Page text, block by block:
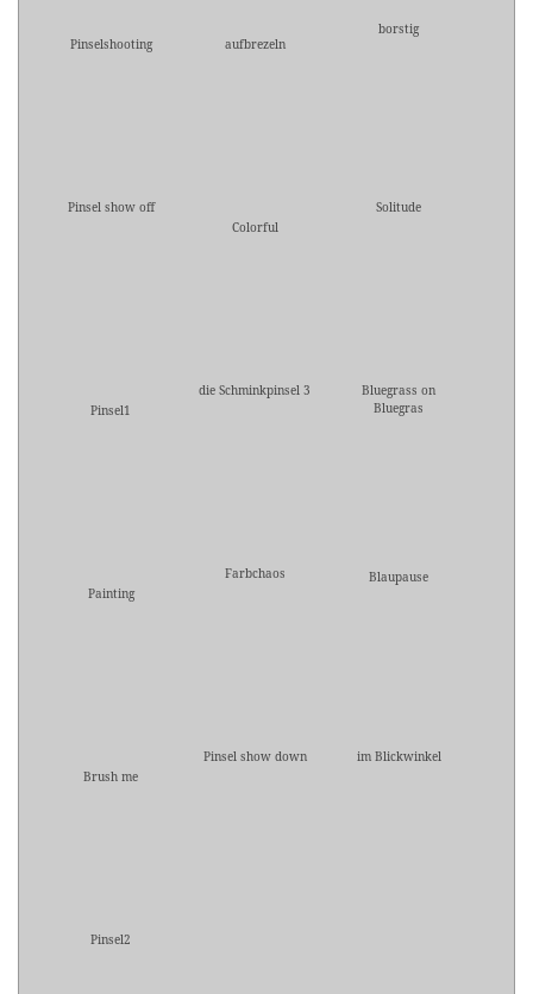
Pinselshooting aufbrezeln
borstig
Pinsel show off
Colorful
Solitude
Pinsel1
die Schminkpinsel 3
Bluegrass on
Bluegras
Painting
Farbchaos Blaupause
Brush me
Pinsel show down im Blickwinkel
Pinsel2